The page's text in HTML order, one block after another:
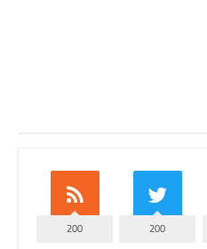
200
200